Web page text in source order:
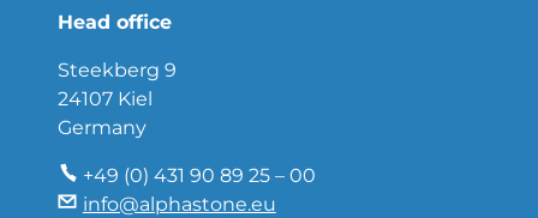
Head office
Steekberg 9
24107 Kiel
Germany
+49 (0) 431 90 89 25 – 00
info@alphastone.eu